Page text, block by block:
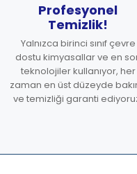
Profesyonel
Temizlik!
Yalnızca birinci sınıf çevre
dostu kimyasallar ve en
teknolojiler kullanıyor, her
zaman en üst düzeyde
ve temizliği garanti